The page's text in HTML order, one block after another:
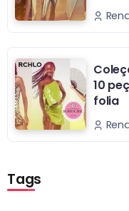
10
folia
Tags